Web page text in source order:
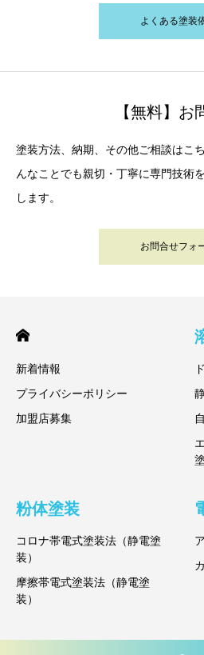
よくある塗装
【無料】お
塗装方法、納期、その他ご相談はこ
んなことでも親切・丁寧に専門技術
します。
お問合せフォ
新着情報
プライバシーポリシー
加盟店募集
粉体塗装
コロナ帯電式塗装法（静電塗
装）
摩擦帯電式塗装法（静電塗
装）